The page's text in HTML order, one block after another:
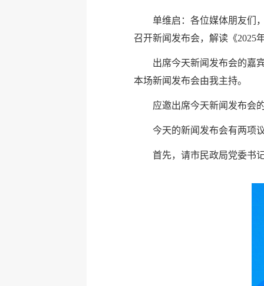
单维启：各位媒体朋友们
召开新闻发布会，解读《2025
出席今天新闻发布会的嘉
本场新闻发布会由我主持。
应邀出席今天新闻发布会
今天的新闻发布会有两项
首先，请市民政局党委书